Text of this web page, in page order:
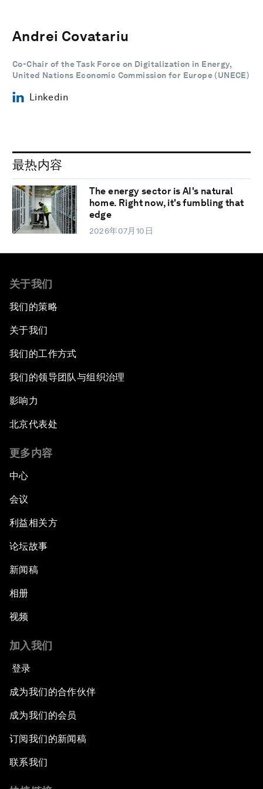
Andrei Covatariu
Co-Chair of the Task Force on Digitalization in Energy,
United Nations Economic Commission for Europe (UNECE)
Linkedin
最热内容
The energy sector is AI's natural
home. Right now, it's fumbling that
edge
2026年07月10日
关于我们
我们的策略
关于我们
我们的工作方式
我们的领导团队与组织治理
影响力
北京代表处
更多内容
中心
会议
利益相关方
论坛故事
新闻稿
相册
视频
加入我们
登录
成为我们的合作伙伴
成为我们的会员
订阅我们的新闻稿
联系我们